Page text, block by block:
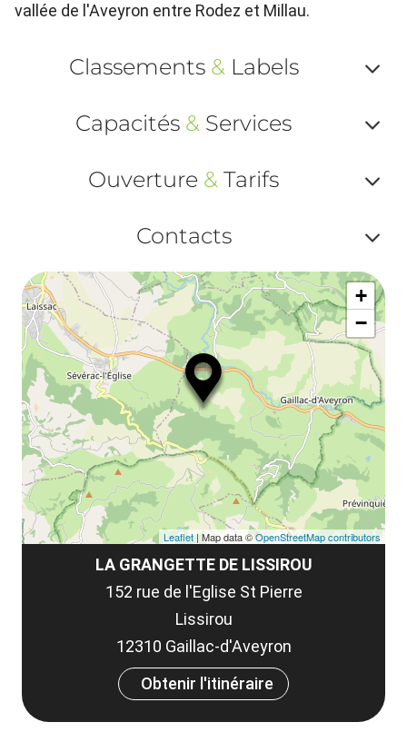
vallée de l'Aveyron entre Rodez et Millau.
Classements &Labels
ou
Capacités & Services
ou
Ouverture & Tarifs
ou
et
Contacts
ou
LA GRANGETTE DE LISSIROU
152 rue de l'Eglise St Pierre
Lissirou
12310 Gaillac-d'Aveyron
Obtenir l'itinéraire
+
−
Leaflet | Map data ©OpenStreetMap contributors